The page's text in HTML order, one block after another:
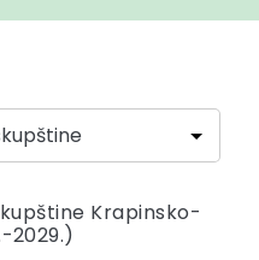
Krapinsko-
2029.)